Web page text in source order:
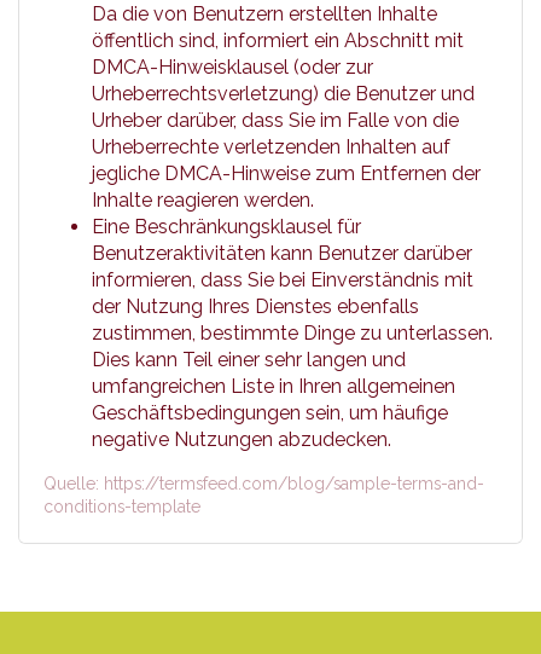
Da die von Benutzern erstellten Inhalte
öffentlich sind, informiert ein Abschnitt mit
DMCA-Hinweisklausel (oder zur
Urheberrechtsverletzung) die Benutzer und
Urheber darüber, dass Sie im Falle von die
Urheberrechte verletzenden Inhalten auf
jegliche DMCA-Hinweise zum Entfernen der
Inhalte reagieren werden.
Eine Beschränkungsklausel für
Benutzeraktivitäten kann Benutzer darüber
informieren, dass Sie bei Einverständnis mit
der Nutzung Ihres Dienstes ebenfalls
zustimmen, bestimmte Dinge zu unterlassen.
Dies kann Teil einer sehr langen und
umfangreichen Liste in Ihren allgemeinen
Geschäftsbedingungen sein, um häufige
negative Nutzungen abzudecken.
Quelle: https://termsfeed.com/blog/sample-terms-and-
conditions-template